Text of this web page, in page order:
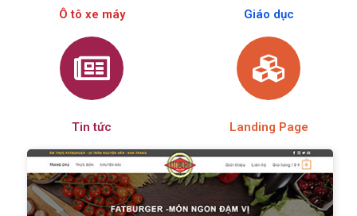
Ô tô xe máy Giáo dục
Tin tức Landing Page